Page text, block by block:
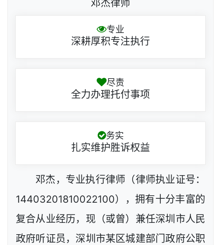
邓杰律师
专业
深耕厚积专注执行
尽责
全力办理托付事项
务实
扎实维护胜诉权益
邓杰，专业执行律师（律师执业证号：
14403201810022100），拥有十分丰富的
复合从业经历，现（或曾）兼任深圳市人民
政府听证员，深圳市某区城建部门政府公职